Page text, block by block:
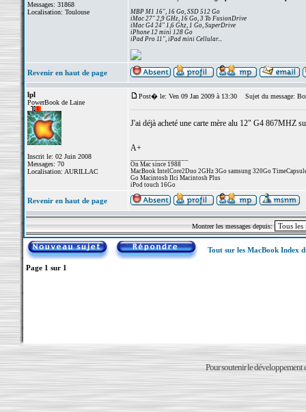
Messages: 31868
Localisation: Toulouse
MBP M1 16", 16 Go, SSD 512 Go
iMac 27" 2,9 GHz, 16 Go, 3 To FusionDrive
iMac G4 24" 1,6 Ghz, 1 Go, SuperDrive
iPhone 12 mini 128 Go
iPad Pro 11", iPad mini Cellular...
Revenir en haut de page
lpl
PowerBook de Laine
Inscrit le: 02 Juin 2008
Messages: 70
Localisation: AURILLAC
Post� le: Ven 09 Jan 2009 à 13:30 Sujet du message:
J'ai déjà acheté une carte mère alu 12" G4 867MHZ
A+
On Mac since 1988
MacBook IntelCore2Duo 2GHz 3Go samsung 320Go
Go Macintosh IIci Macintosh Plus
iPod touch 16Go
Revenir en haut de page
Montrer les messages depuis:
Tout sur les MacBook Index
Page 1 sur 1
Pour soutenir le développement